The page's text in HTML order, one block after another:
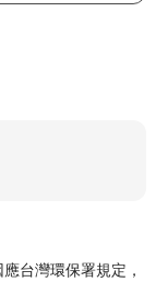
台灣環保署規定，